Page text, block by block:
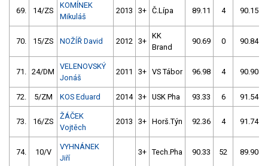
69. 14/ZS
KOMÍNEK
Mikuláš
2013 3+ Č.Lípa 89.11 4 90.15
70. 15/ZS NOŽÍŘ David 2012 3+
KK
Brand
90.69 0 90.84
71. 24/DM
VELENOVSKÝ
Jonáš
2011 3+ VS Tábor 96.98 4 90.90
72. 5/ZM KOS Eduard 2014 3+ USK Pha 93.33 6 91.54
73. 16/ZS
ŽÁČEK
Vojtěch
2013 3+ Horš.Týn 92.36 4 91.74
74. 10/V
VYHNÁNEK
Jiří
3+ Tech.Pha 90.33 52 89.90